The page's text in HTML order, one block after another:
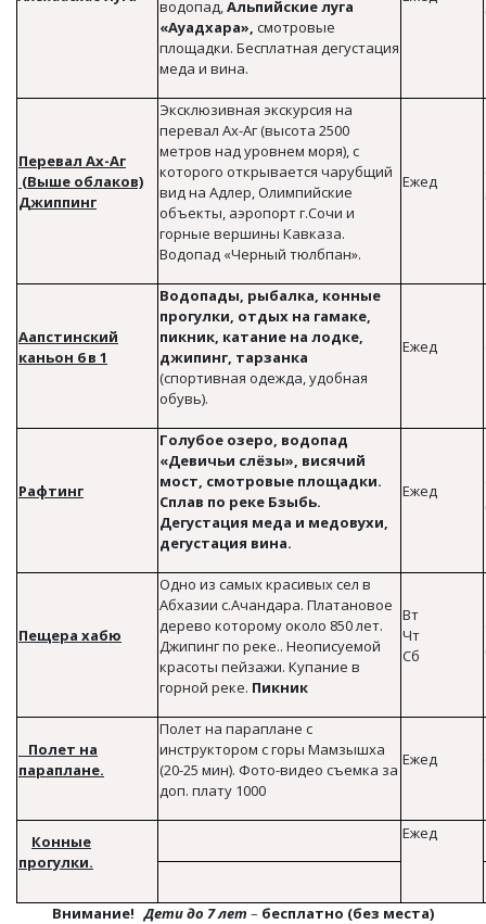
водопад,Альпийские луга
«Ауадхара», смотровые
площадки. Бесплатная дегустация
меда и вина.
Перевал Ах-Аг
(Выше облаков)
Джиппинг
Эксклюзивная экскурсия на
перевал Ах-Аг (высота 2500
метров над уровнем моря), с
которого открывается чарубщий
вид на Адлер, Олимпийские
объекты, аэропорт г.Сочи и
горные вершины Кавказа.
Водопад «Черный тюлбпан».
Ежед
Аапстинский
каньон 6 в 1
Водопады, рыбалка, конные
прогулки, отдых на гамаке,
пикник, катание на лодке,
джипинг, тарзанка
(спортивная одежда, удобная
обувь).
Ежед
Рафтинг
Голубое озеро, водопад
«Девичьи слёзы», висячий
мост, смотровые площадки.
Сплав по реке Бзыбь.
Дегустация меда и медовухи,
дегустация вина.
Ежед
Пещера хабю
Одно из самых красивых сел в
Абхазии с.Ачандара. Платановое
дерево которому около 850 лет.
Джипинг по реке.. Неописуемой
красоты пейзажи. Купание в
горной реке. Пикник
Вт
Чт
Сб
Полет на
параплане.
Полет на параплане с
инструктором с горы Мамзышха
(20-25 мин). Фото-видео съемка за
доп. плату 1000
Ежед
Конные
прогулки.
Ежед
Внимание! Дети до 7 лет – бесплатно (без места)